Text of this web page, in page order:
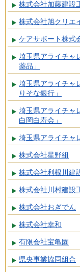
株式会社加藤建設
株式会社旭クリエ
ケアサポート株式
埼玉県アライチャ
薬品」
埼玉県アライチャ
りそな銀行」
埼玉県アライチャ
白岡白寿会」
埼玉県アライチャ
株式会社星野組
株式会社利根川建
株式会社川村建設
株式会社おぎでん
株式会社幸和
有限会社宝亀園
県央事業協同組合